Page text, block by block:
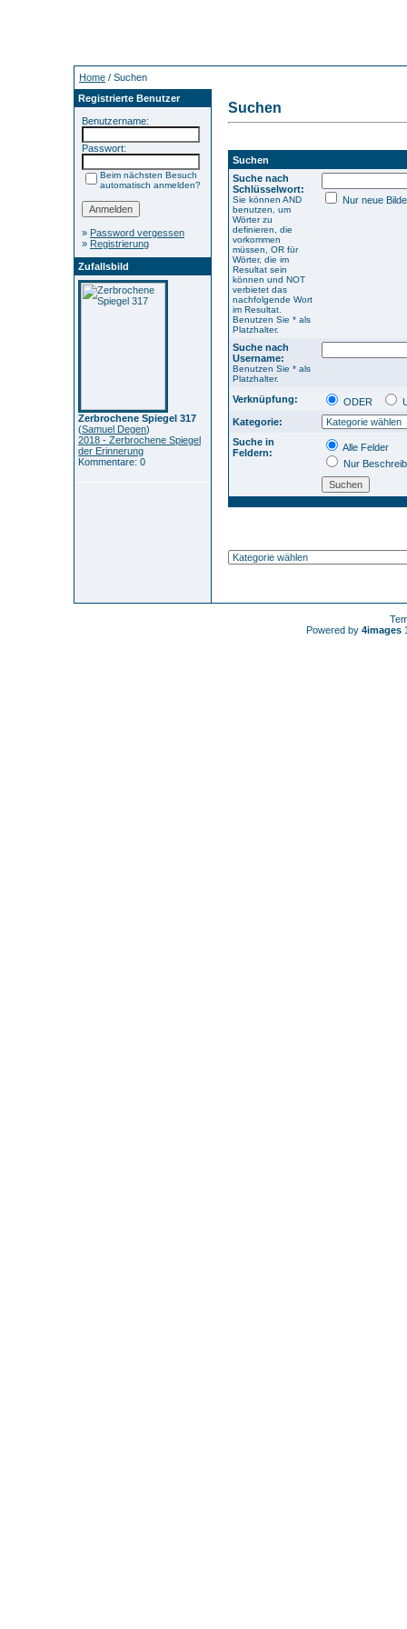
Home / Suchen
Registrierte Benutzer
Benutzername:
Passwort:
Beim nächsten Besuch
automatisch anmelden?
» Password vergessen
» Registrierung
Zufallsbild
Zerbrochene Spiegel 317
(Samuel Degen)
2018 - Zerbrochene Spiegel
der Erinnerung
Kommentare: 0
Suchen
Suchen
Suche nach
Schlüsselwort:
Sie können AND
benutzen, um
Wörter zu
definieren, die
vorkommen
müssen, OR für
Wörter, die im
Resultat sein
können und NOT
verbietet das
nachfolgende Wort
im Resultat.
Benutzen Sie * als
Platzhalter.
Nur neue
Suche nach
Username:
Benutzen Sie * als
Platzhalter.
Verknüpfung: ODER
Kategorie:
Suche in
Feldern:
Alle Felder
Nur
Powered by 4images